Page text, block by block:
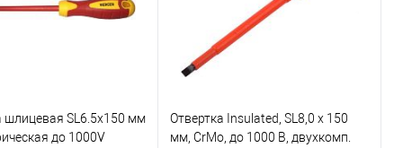
В избранное
шлицевая SL6.5x150 мм
до 1000V
Отвертка Insulated, SL8,0 x 150
мм, CrMo, до 1000 В, двухкомп.